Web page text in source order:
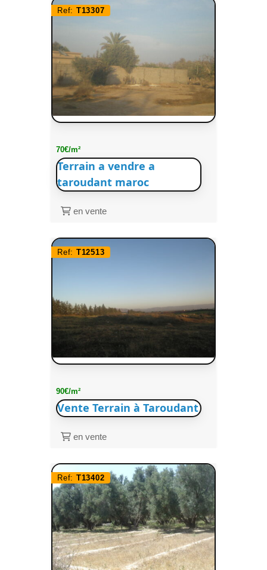
Ref: T13307
70€/m²
Terrain a vendre a
taroudant maroc
en vente
Ref: T12513
90€/m²
Vente Terrain à Taroudant
en vente
Ref: T13402